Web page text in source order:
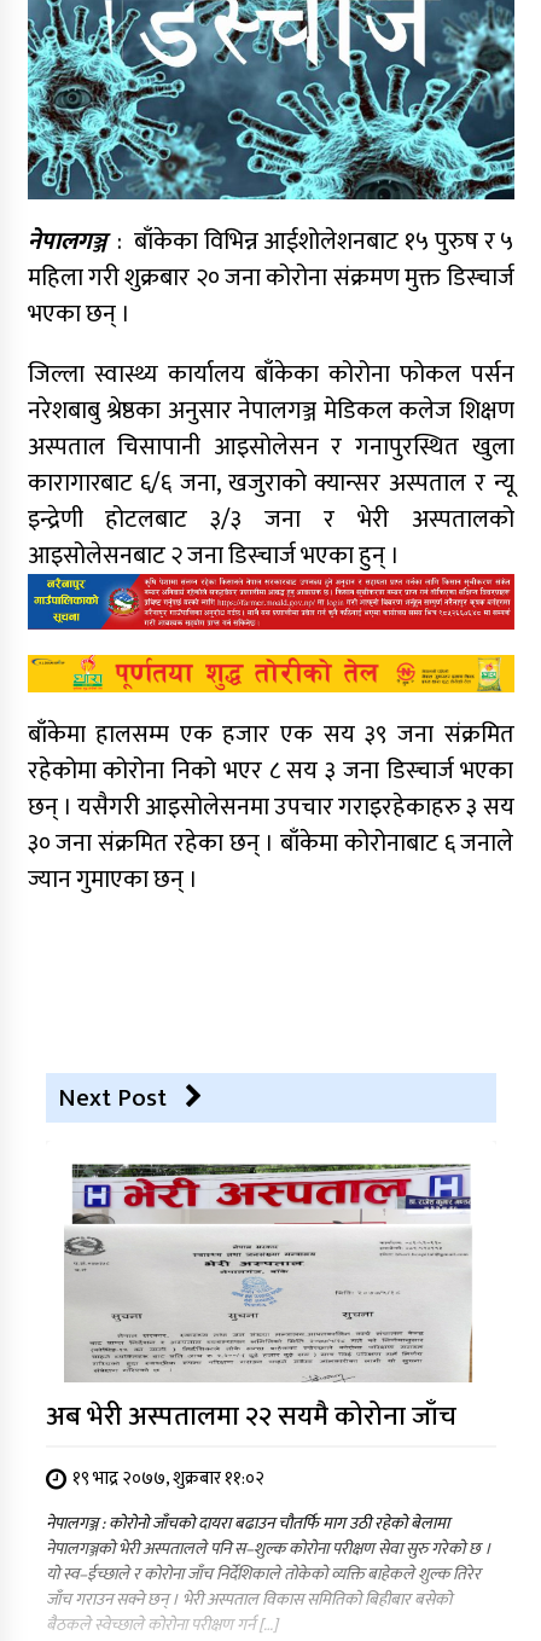
नेपालगञ्ज: बाँकेका विभिन्न आईशोलेशनबाट १५ पुरुष र ५
महिला गरी शुक्रबार २० जना कोरोना संक्रमण मुक्त डिस्चार्ज
भएका छन् ।
जिल्ला स्वास्थ्य कार्यालय बाँकेका कोरोना फोकल पर्सन
नरेशबाबु श्रेष्ठका अनुसार नेपालगञ्ज मेडिकल कलेज शिक्षण
अस्पताल चिसापानी आइसोलेसन र गनापुरस्थित खुला
कारागारबाट ६/६ जना, खजुराको क्यान्सर अस्पताल र न्यू
इन्द्रेणी होटलबाट ३/३ जना र भेरी अस्पतालको
आइसोलेसनबाट २ जना डिस्चार्ज भएका हुन् ।
बाँकेमा हालसम्म एक हजार एक सय ३९ जना संक्रमित
रहेकोमा कोरोना निको भएर ८ सय ३ जना डिस्चार्ज भएका
छन् । यसैगरी आइसोलेसनमा उपचार गराइरहेकाहरु ३ सय
३० जना संक्रमित रहेका छन् । बाँकेमा कोरोनाबाट ६ जनाले
ज्यान गुमाएका छन् ।
Next Post
अब भेरी अस्पतालमा २२ सयमै कोरोना जाँच
१९ भाद्र २०७७, शुक्रबार ११:०२
नेपालगञ्ज : कोरोनो जाँचको दायरा बढाउन चौतर्फि माग उठी रहेको बेलामा
नेपालगञ्जको भेरी अस्पतालले पनि स–शुल्क कोरोना परीक्षण सेवा सुरु गरेको छ ।
यो स्व–ईच्छाले र कोरोना जाँच निर्देशिकाले तोकेको व्यक्ति बाहेकले शुल्क तिरेर
जाँच गराउन सक्ने छन् । भेरी अस्पताल विकास समितिको बिहीबार बसेको
बैठकले स्वेच्छाले कोरोना परीक्षण गर्न […]